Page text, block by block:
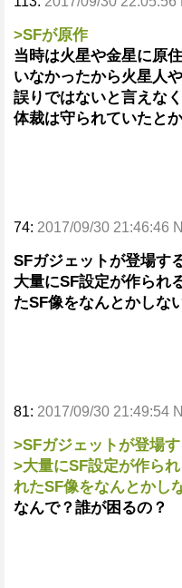
>SFが原作
当時は火星や金星に原
いなかったから火星人
誤りではないと言えな
体裁は守られていたとか
74: 2017/09/30 21:46:46
SFガジェットが登場す
大量にSF設定が作られ
たSF像をなんとかしな
81: 2017/09/30 21:49:54
>SFガジェットが登場
>大量にSF設定が作ら
れたSF像をなんとかし
なんで？誰が困るの？